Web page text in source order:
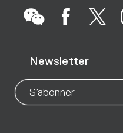
to
our
to
our
to
Newsletter
S’abonner